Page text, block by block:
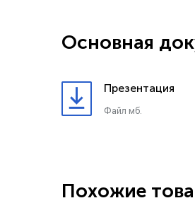
Основная
Презентация
Файл мб.
Похожие